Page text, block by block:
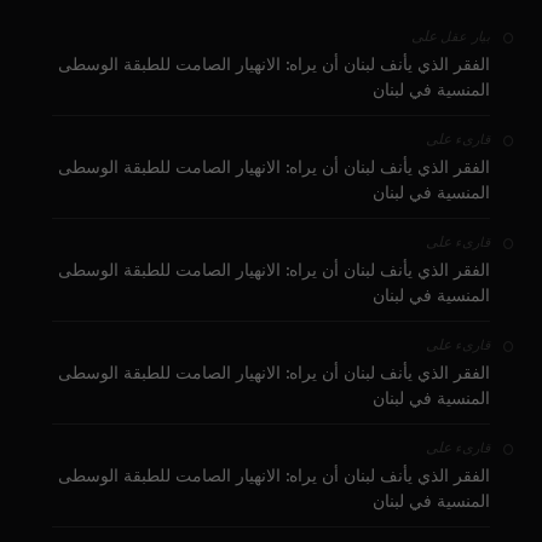
بيار عقل على
الفقر الذي يأنف لبنان أن يراه: الانهيار الصامت للطبقة الوسطى
المنسية في لبنان
قارىء على
الفقر الذي يأنف لبنان أن يراه: الانهيار الصامت للطبقة الوسطى
المنسية في لبنان
قارىء على
الفقر الذي يأنف لبنان أن يراه: الانهيار الصامت للطبقة الوسطى
المنسية في لبنان
قارىء على
الفقر الذي يأنف لبنان أن يراه: الانهيار الصامت للطبقة الوسطى
المنسية في لبنان
قارىء على
الفقر الذي يأنف لبنان أن يراه: الانهيار الصامت للطبقة الوسطى
المنسية في لبنان